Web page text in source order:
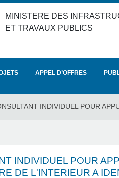
MINISTERE DES
ET TRAVAUX PUBLICS
APPEL D’OFFRES
INDIVIDUEL POUR
INDIVIDUEL POUR
DE L'INTERIEUR A